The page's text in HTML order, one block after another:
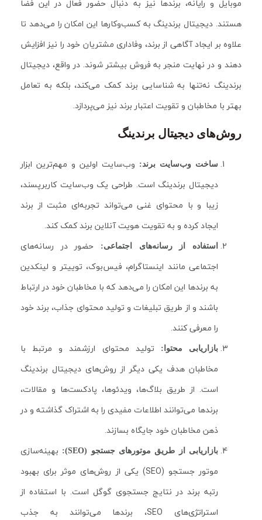
موبایل و رایانه، برندها نیز به دنبال حضور فعال در این فضا
هستند. دیجیتال برندینگ به کسب‌وکارها این امکان را می‌دهد تا
علاوه بر ایجاد آگاهی از برند، وفاداری مشتریان خود را نیز افزایش
دهند و در نهایت منجر به فروش بیشتر شوند. در واقع، دیجیتال
برندینگ نه‌تنها به شناسایی برند کمک می‌کند، بلکه به تعامل
بهتر با مخاطبان و تقویت اعتبار برند نیز می‌پردازد.
روش‌های دیجیتال برندینگ
ساخت وب‌سایت برند: وب‌سایت اولین و مهم‌ترین ابزار
دیجیتال برندینگ است. طراحی یک وب‌سایت کاربرپسند،
زیبا و با محتوای غنی می‌تواند تجربه‌ای مثبت از برند
ایجاد کرده و به تقویت هویت آنلاین برند کمک کند.
استفاده از رسانه‌های اجتماعی:
حضور در رسانه‌های
اجتماعی مانند اینستاگرام، فیس‌بوک، توییتر و لینکدین
به برندها این امکان را می‌دهد که با مخاطبان خود در ارتباط
باشند و از طریق تبلیغات و تولید محتوای جذاب، برند خود
را معرفی کنند.
بازاریابی محتوا:
تولید محتوای ارزشمند و مرتبط با
مخاطبان هدف یکی دیگر از روش‌های دیجیتال برندینگ
است. از طریق بلاگ‌ها، ویدئوها، پادکست‌ها و مقالات،
برندها می‌توانند اطلاعات مفیدی را به اشتراک گذاشته و در
ذهن مخاطبان خود جایگاه بسازند.
بازاریابی از طریق موتورهای جستجو (SEO):
بهینه‌سازی
موتور جستجو (SEO) یکی از روش‌های موثر برای بهبود
رتبه برند در نتایج جستجوی گوگل است. با استفاده از
استراتژی‌های SEO، برندها می‌توانند به جذب